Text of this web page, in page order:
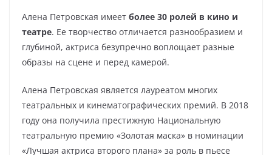
Алена Петровская имеет более 30 ролей в кино и
театре. Ее творчество отличается разнообразием и
глубиной, актриса безупречно воплощает разные
образы на сцене и перед камерой.
Алена Петровская является лауреатом многих
театральных и кинематографических премий. В 2018
году она получила престижную Национальную
театральную премию «Золотая маска» в номинации
«Лучшая актриса второго плана» за роль в пьесе